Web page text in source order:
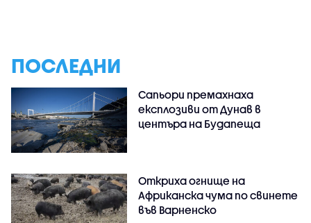
ПОСЛЕДНИ
Сапьори премахнаха
експлозиви от Дунав в
центъра на Будапеща
Откриха огнище на
Африканска чума по свинете
във Варненско